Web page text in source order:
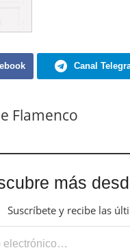
Canal
Flamenco
más
Suscríbete y recibe las